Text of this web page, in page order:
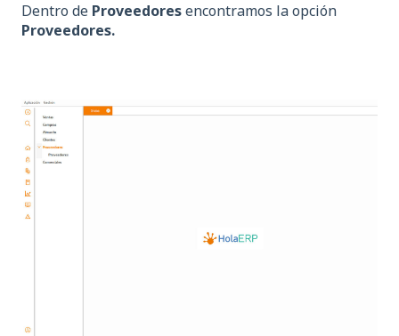
Dentro de Proveedoresencontramos la opción
Proveedores.